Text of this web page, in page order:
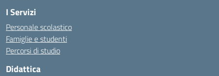
I Servizi
Personale scolastico
Famiglie e studenti
Percorsi di studio
Didattica